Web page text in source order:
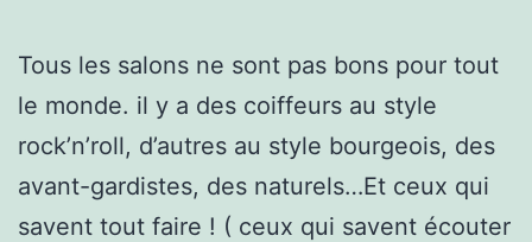
Tous les salons ne sont pas bons pour tout
le monde. il y a des coiffeurs au style
rock’n’roll, d’autres au style bourgeois, des
avant-gardistes, des naturels…Et ceux qui
savent tout faire ! ( ceux qui savent écouter